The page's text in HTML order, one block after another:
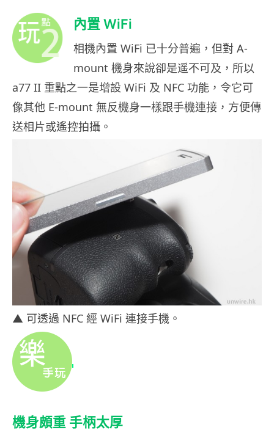
內置 WiFi
相機內置 WiFi 已十分普遍，但對 A-
mount 機身來說卻是遥不可及，所以
a77 II 重點之一是增設 WiFi 及 NFC 功能，令它可
像其他 E-mount 無反機身一樣跟手機連接，方便傳
送相片或遙控拍攝。
▲ 可透過 NFC 經 WiFi 連接手機。
機身頗重 手柄太厚